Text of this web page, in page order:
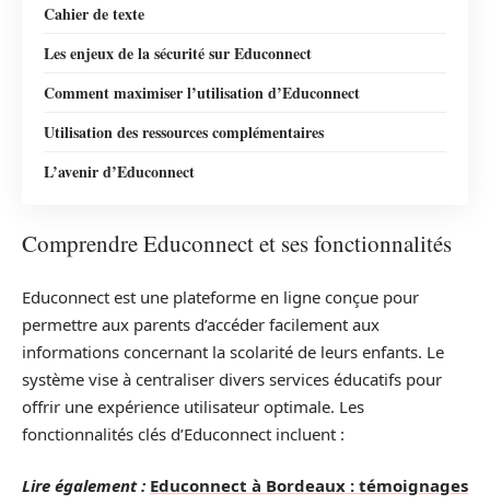
Cahier de texte
Les enjeux de la sécurité sur Educonnect
Comment maximiser l’utilisation d’Educonnect
Utilisation des ressources complémentaires
L’avenir d’Educonnect
Comprendre Educonnect et ses fonctionnalités
Educonnect est une plateforme en ligne conçue pour
permettre aux parents d’accéder facilement aux
informations concernant la scolarité de leurs enfants. Le
système vise à centraliser divers services éducatifs pour
offrir une expérience utilisateur optimale. Les
fonctionnalités clés d’Educonnect incluent :
Lire également : Educonnect à Bordeaux : témoignages